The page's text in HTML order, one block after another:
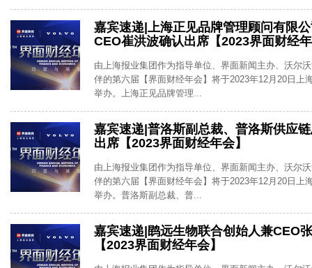
嘉宾速递|上海正见品牌管理顾问有限
CEO崔洪波确认出席【2023界面财经
由上海报业集团作为指导单位、界面新闻主办、沃尔
伴的第六届【界面财经年会】将于2023年12月20日上
举办。上海正见品牌管理...
嘉宾速递|普洛斯副总裁、普洛斯供应
出席【2023界面财经年会】
由上海报业集团作为指导单位、界面新闻主办、沃尔
伴的第六届【界面财经年会】将于2023年12月20日上
举办。普洛斯副总裁、普...
嘉宾速递|鹍远生物联合创始人兼CEO
【2023界面财经年会】